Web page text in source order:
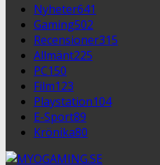
Nyheter641
Gaming502
Recensioner315
Allmänt225
PC150
Film123
Playstation104
E-Sport89
Krönika80